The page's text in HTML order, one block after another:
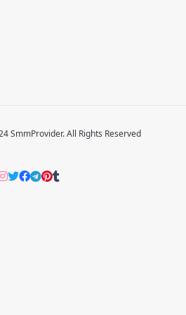
SmmProvider. All Rights Reserved
Twitter
Facebook
Telegram
Pinterers
Tumblr